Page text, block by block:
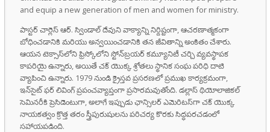
and equip a new generation of men and women for ministry.
పాస్టర్ చార్లెస్ ఆర్. స్విండాల్ దేవుని వాక్యాన్ని నిర్దిష్టంగా, ఆచరణాత్మకంగా
బోధించడానికి మరియు అన్వయించడానికి తన జీవితాన్ని అంకితం చేశారు.
ఆయన టెక్సాస్‌లోని ఫ్రిస్కోలోని స్టోన్‌బ్రయర్ కమ్యూనిటీ చర్చి వ్యవస్థాపక
కాపరియై ఉన్నారు, అయితే చక్ యొక్క శ్రోతలు స్థానిక సంఘ పరిధి దాటి
వ్యాపించి ఉన్నారు. 1979 నుండి క్రైస్తవ ప్రసరణలో ప్రముఖ కార్యక్రమంగా,
ఇన్‌సైట్ ఫర్ లివింగ్ ప్రపంచవ్యాప్తంగా ప్రసారమవుతోంది. డల్లాస్ థియోలాజికల్
సెమినరీకి ప్రెసిడెంటుగా, అలాగే ఇప్పుడు ఛాన్సిలర్ ఎమెరిటస్‌గా చక్ యొక్క
నాయకత్వం క్రొత్త తరం స్త్రీపురుషులను పరిచర్య కొరకు సిద్ధపరచడంలో
సహాయపడింది.